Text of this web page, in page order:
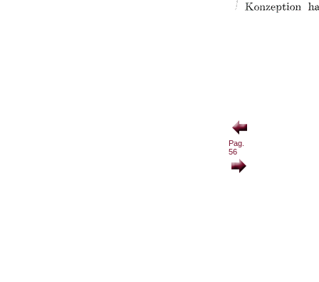
Pag.
56